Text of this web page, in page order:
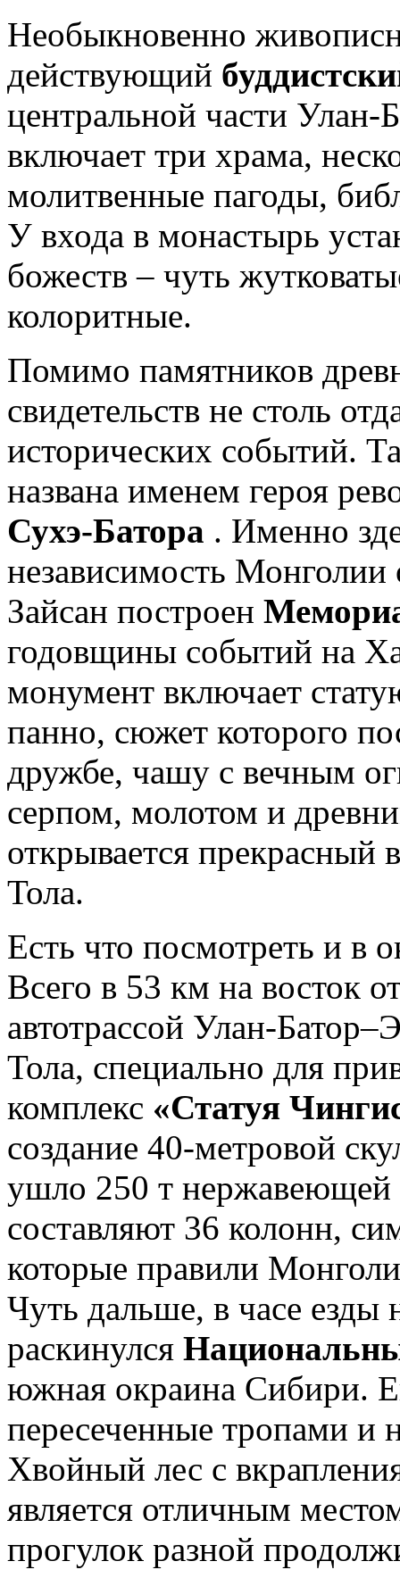
Необыкновенно
действующий
центральной части
включает три храма,
молитвенные пагоды,
У входа в монастырь
божеств – чуть
колоритные.
Помимо памятников
свидетельств не столь
исторических событий.
названа именем героя
Сухэ-Батора . Именно
независимость
Зайсан построен
годовщины событий на
монумент включает
панно, сюжет которого
дружбе, чашу с вечным
серпом, молотом и
открывается прекрасный
Тола.
Есть что посмотреть и в
Всего в 53 км на восток
автотрассой Улан-
Тола, специально для
комплекс «Статуя
создание 40-метровой
ушло 250 т нержавеющей
составляют 36 колонн,
которые правили
Чуть дальше, в часе езды
раскинулся
южная окраина Сибири.
пересеченные тропами и
Хвойный лес с
является отличным
прогулок разной